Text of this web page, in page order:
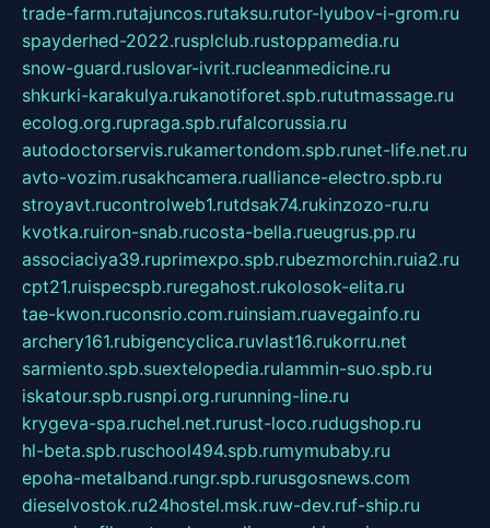
trade-farm.rutajuncos.rutaksu.rutor-lyubov-i-grom.ru
spayderhed-2022.rusplclub.rustoppamedia.ru
snow-guard.ruslovar-ivrit.rucleanmedicine.ru
shkurki-karakulya.rukanotiforet.spb.rututmassage.ru
ecolog.org.rupraga.spb.rufalcorussia.ru
autodoctorservis.rukamertondom.spb.runet-life.net.ru
avto-vozim.rusakhcamera.rualliance-electro.spb.ru
stroyavt.rucontrolweb1.rutdsak74.rukinzozo-ru.ru
kvotka.ruiron-snab.rucosta-bella.rueugrus.pp.ru
associaciya39.ruprimexpo.spb.rubezmorchin.ruia2.ru
cpt21.ruispecspb.ruregahost.rukolosok-elita.ru
tae-kwon.ruconsrio.com.ruinsiam.ruavegainfo.ru
archery161.rubigencyclica.ruvlast16.rukorru.net
sarmiento.spb.suextelopedia.rulammin-suo.spb.ru
iskatour.spb.rusnpi.org.rurunning-line.ru
krygeva-spa.ruchel.net.rurust-loco.rudugshop.ru
hl-beta.spb.ruschool494.spb.rumymubaby.ru
epoha-metalband.rungr.spb.rurusgosnews.com
dieselvostok.ru24hostel.msk.ruw-dev.ruf-ship.ru